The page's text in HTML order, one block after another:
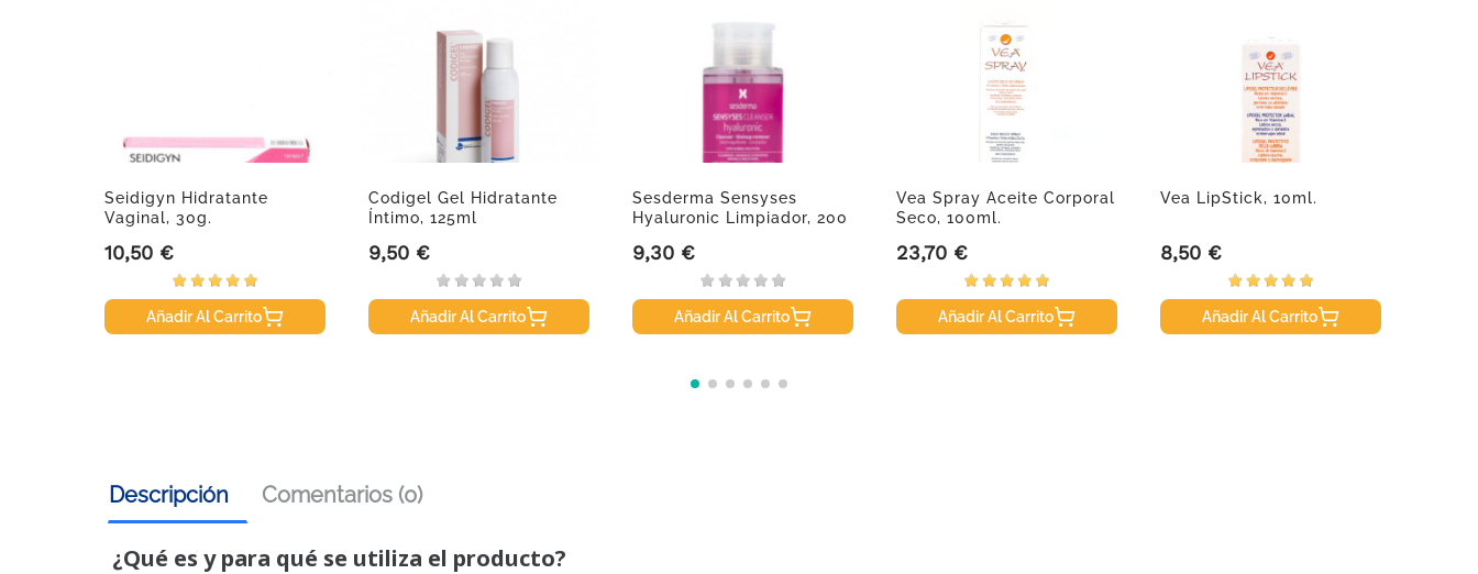
Seidigyn Hidratante
Vaginal, 30g.
Precio
10,50 €
Añadir Al Carrito
Codigel Gel Hidratante
Íntimo, 125ml
Precio
9,50 €
Añadir Al Carrito
Sesderma Sensyses
Hyaluronic Limpiador, 200
Precio
9,30 €
Añadir Al Carrito
Vea Spray Aceite Corporal
Seco, 100ml.
Precio
23,70 €
Añadir Al Carrito
Vea LipStick, 10ml.
Precio
8,50 €
Añadir Al Carrito
Descripción Comentarios (0)
¿Qué es y para qué se utiliza el producto?